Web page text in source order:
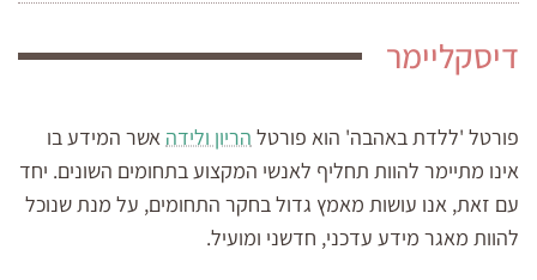
דיסקליימר
פורטל 'ללדת באהבה' הוא פורטל הריון ולידה אשר המידע בו
אינו מתיימר להוות תחליף לאנשי המקצוע בתחומים השונים. יחד
עם זאת, אנו עושות מאמץ גדול בחקר התחומים, על מנת שנוכל
להוות מאגר מידע עדכני, חדשני ומועיל.